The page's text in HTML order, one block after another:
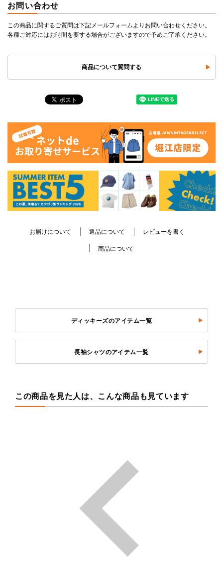
お問い合わせ
この商品に関するご質問は下記メールフォームよりお問い合わせください。
各種ご対応にはお時間を要する場合がございますので予めご了承ください。
商品について質問する
お届けについて 返品について レビューを書く
商品について
ディッキーズのアイテム一覧
長袖シャツのアイテム一覧
この商品を見た人は、こんな商品も見ています